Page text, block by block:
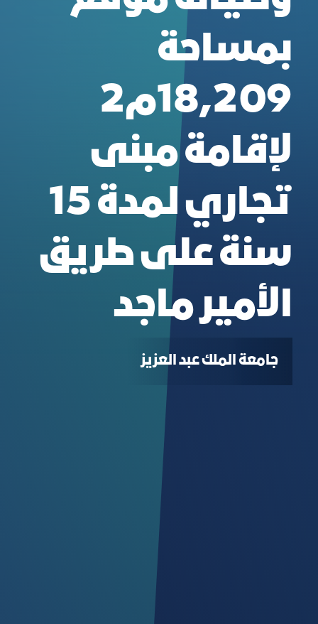
بمساحة
18,209م2
لإقامة مبنى
تجاري لمدة 15
سنة على طريق
الأمير ماجد
جامعة الملك عبد العزيز